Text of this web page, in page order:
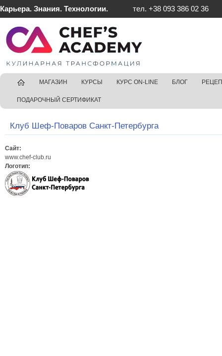
Карьера. Знания. Технологии. тел. +38 093 386 02 36
ГЛАВНАЯ
МАГАЗИН КУРСЫ КУРС ON-LINE БЛОГ
ПОДАРОЧНЫЙ СЕРТИФИКАТ
Клуб Шеф-Поваров Санкт-Петербурга
Сайт:
www.chef-club.ru
Логотип: